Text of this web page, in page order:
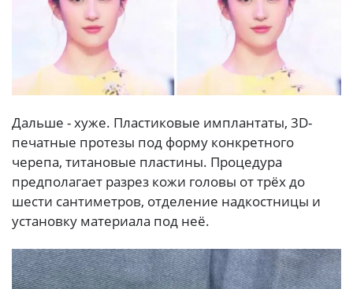
Дальше - хуже. Пластиковые имплантаты, 3D-
печатные протезы под форму конкретного
черепа, титановые пластины. Процедура
предполагает разрез кожи головы от трёх до
шести сантиметров, отделение надкостницы и
установку материала под неё.